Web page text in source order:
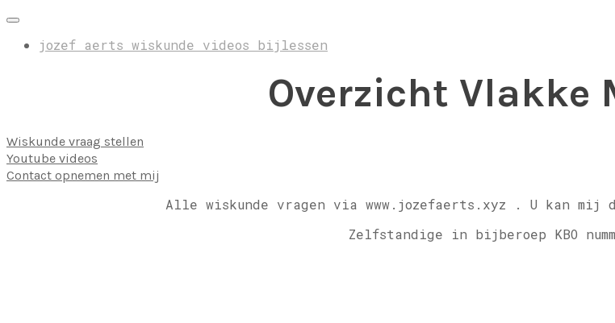
jozef aerts wiskunde videos bijlessen
Overzicht Vlakke
Wiskunde vraag stellen
Youtube videos
Contact opnemen met mij
Alle wiskunde vragen via www.jozefaerts.xyz . U kan mij
Zelfstandige in bijberoep KBO